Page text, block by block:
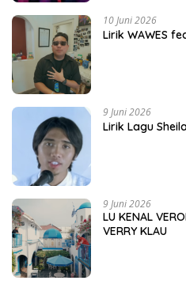
10 Juni 2026
Lirik WAWES
9 Juni 2026
Lirik Lagu
9 Juni 2026
LU KENAL
VERRY KLAU